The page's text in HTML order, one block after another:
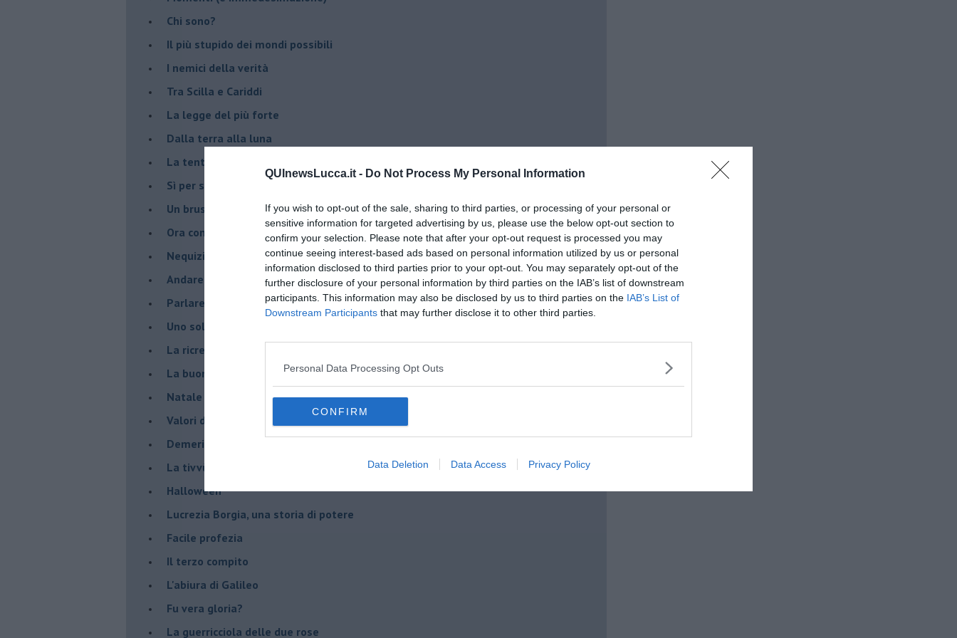
QUInewsLucca.it - Do Not Process My Personal Information
If you wish to opt-out of the sale, sharing to third parties, or processing of your personal or
sensitive information for targeted advertising by us, please use the below opt-out section to
confirm your selection. Please note that after your opt-out request is processed you may
continue seeing interest-based ads based on personal information utilized by us or personal
information disclosed to third parties prior to your opt-out. You may separately opt-out of the
further disclosure of your personal information by third parties on the IAB’s list of downstream
participants. This information may also be disclosed by us to third parties on the IAB’s List of
Downstream Participants that may further disclose it to other third parties.
Personal Data Processing Opt Outs
CONFIRM
Data Deletion Data Access Privacy Policy
Chi sono?
Il più stupido dei mondi possibili
I nemici della verità
Tra Scilla e Cariddi
La legge del più forte
Dalla terra alla luna
La tentazione
​Sì per sempre? O no al momento?
Un brusco risveglio
Ora come allora
Nequizia
Andare oltre lo specchio
Parlare con la televisione
Uno solo al comando?
La ricreazione è finita
La buona notizia
Natale con l'elmetto
Valori dubbi miti fasulli
Demeritocrazia
La tivvù pallonara
Halloween
​Lucrezia Borgia, una storia di potere
Facile profezia
Il terzo compito
L'abiura di Galileo
Fu vera gloria?
La guerricciola delle due rose